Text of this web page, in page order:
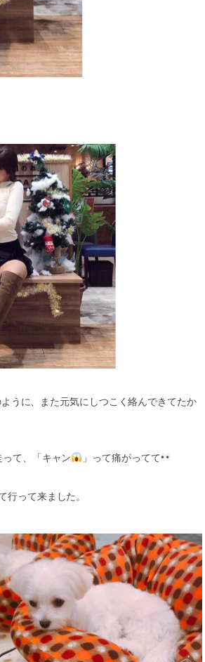
うに、また元気にしつこく絡んできてたか
て、「キャン 」って痛がってて
行って来ました。